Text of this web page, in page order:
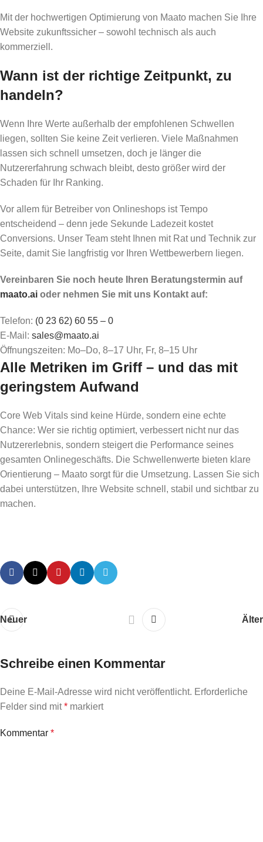
Mit der hochwertigen Optimierung von Maato machen Sie Ihre
Website zukunftssicher – sowohl technisch als auch
kommerziell.
Wann ist der richtige Zeitpunkt, zu
handeln?
Wenn Ihre Werte außerhalb der empfohlenen Schwellen
liegen, sollten Sie keine Zeit verlieren. Viele Maßnahmen
lassen sich schnell umsetzen, doch je länger die
Nutzererfahrung schwach bleibt, desto größer wird der
Schaden für Ihr Ranking.
Vor allem für Betreiber von Onlineshops ist Tempo
entscheidend – denn jede Sekunde Ladezeit kostet
Conversions. Unser Team steht Ihnen mit Rat und Technik zur
Seite, damit Sie langfristig vor Ihren Wettbewerbern liegen.
Vereinbaren Sie noch heute Ihren Beratungstermin auf
maato.ai oder nehmen Sie mit uns Kontakt auf:
Telefon: (0 23 62) 60 55 – 0
E-Mail: sales@maato.ai
Öffnungszeiten: Mo–Do, 8–17 Uhr, Fr, 8–15 Uhr
Alle Metriken im Griff – und das mit
geringstem Aufwand
Core Web Vitals sind keine Hürde, sondern eine echte
Chance: Wer sie richtig optimiert, verbessert nicht nur das
Nutzererlebnis, sondern steigert die Performance seines
gesamten Onlinegeschäfts. Die Schwellenwerte bieten klare
Orientierung – Maato sorgt für die Umsetzung. Lassen Sie sich
dabei unterstützen, Ihre Website schnell, stabil und sichtbar zu
machen.
Neuer Älter
Schreibe einen Kommentar
Deine E-Mail-Adresse wird nicht veröffentlicht. Erforderliche
Felder sind mit* markiert
Kommentar *